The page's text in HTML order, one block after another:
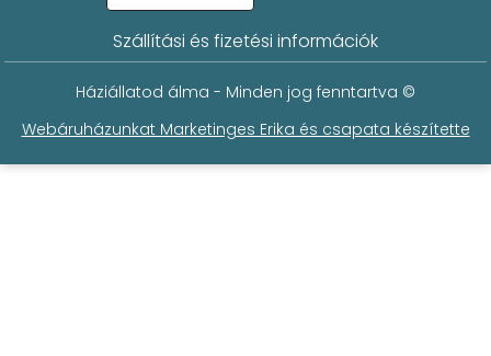
Szállítási és fizetési információk
Háziállatod álma - Minden jog fenntartva ©
Webáruházunkat Marketinges Erika és csapata készítette